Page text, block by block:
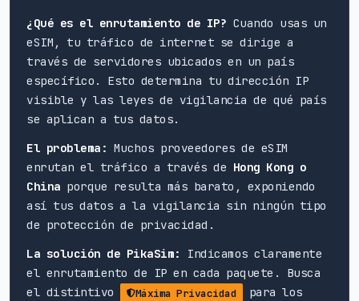
¿Qué es el enrutamiento de IP? Cuando usas un
eSIM, tu tráfico de internet se dirige a
través de servidores ubicados en un país
específico. Esto determina tu dirección IP
visible y las leyes de vigilancia de qué país
se aplican a tus datos.
El problema: Muchos proveedores de eSIM
enrutan el tráfico a través de Hong Kong o
China porque resulta más barato, exponiendo
así tus datos a la vigilancia sin ningún tipo
de protección de privacidad.
La solución de PikaSim:
Indicamos claramente
el enrutamiento de IP en cada paquete. Busca
el distintivo
Máxima Privacidad
para los